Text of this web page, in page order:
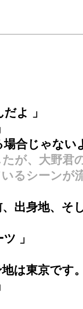
よ 」
場合じゃない
が、大野君
るシーンが
、出身地、そ
」
地は東京です